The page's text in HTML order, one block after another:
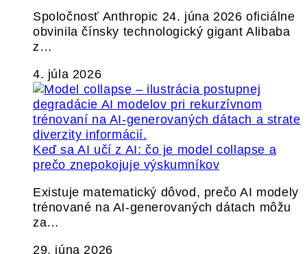
Spoločnosť Anthropic 24. júna 2026 oficiálne
obvinila čínsky technologický gigant Alibaba
z…
4. júla 2026
Keď sa AI učí z AI: čo je model collapse a
prečo znepokojuje výskumníkov
Existuje matematický dôvod, prečo AI modely
trénované na AI-generovaných dátach môžu
za…
29. júna 2026